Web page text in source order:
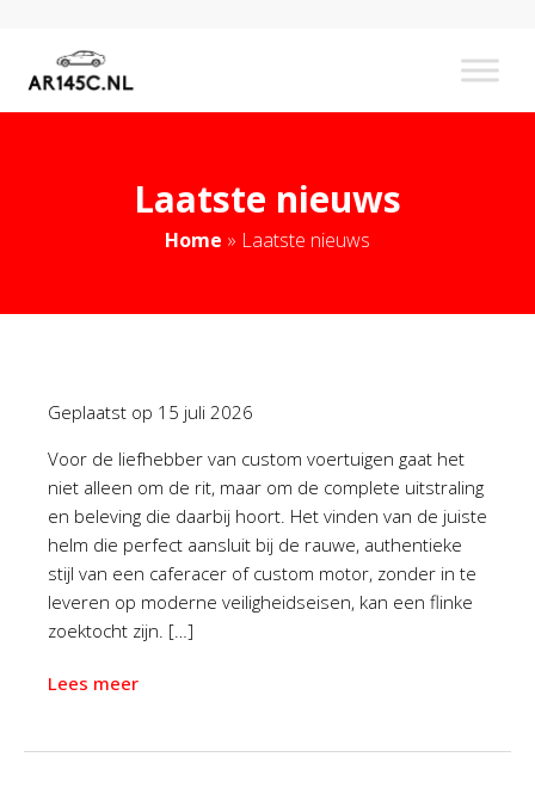
Laatste nieuws
Home » Laatste nieuws
Geplaatst op 15 juli 2026
Voor de liefhebber van custom voertuigen gaat het
niet alleen om de rit, maar om de complete uitstraling
en beleving die daarbij hoort. Het vinden van de juiste
helm die perfect aansluit bij de rauwe, authentieke
stijl van een caferacer of custom motor, zonder in te
leveren op moderne veiligheidseisen, kan een flinke
zoektocht zijn. […]
Lees meer